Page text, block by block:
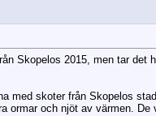
Skopelos 2015, men tar
med skoter från Skopelos
ormar och njöt av värmen.